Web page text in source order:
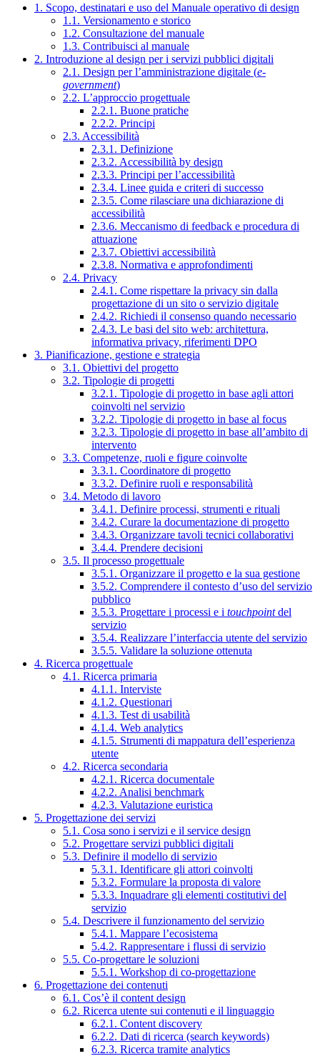
1. Scopo, destinatari e uso del Manuale operativo di design
1.1. Versionamento e storico
1.2. Consultazione del manuale
1.3. Contribuisci al manuale
2. Introduzione al design per i servizi pubblici digitali
2.1. Design per l’amministrazione digitale (e-
government)
2.2. L’approccio progettuale
2.2.1. Buone pratiche
2.2.2. Principi
2.3. Accessibilità
2.3.1. Definizione
2.3.2. Accessibilità by design
2.3.3. Principi per l’accessibilità
2.3.4. Linee guida e criteri di successo
2.3.5. Come rilasciare una dichiarazione di
accessibilità
2.3.6. Meccanismo di feedback e procedura di
attuazione
2.3.7. Obiettivi accessibilità
2.3.8. Normativa e approfondimenti
2.4. Privacy
2.4.1. Come rispettare la privacy sin dalla
progettazione di un sito o servizio digitale
2.4.2. Richiedi il consenso quando necessario
2.4.3. Le basi del sito web: architettura,
informativa privacy, riferimenti DPO
3. Pianificazione, gestione e strategia
3.1. Obiettivi del progetto
3.2. Tipologie di progetti
3.2.1. Tipologie di progetto in base agli attori
coinvolti nel servizio
3.2.2. Tipologie di progetto in base al focus
3.2.3. Tipologie di progetto in base all’ambito di
intervento
3.3. Competenze, ruoli e figure coinvolte
3.3.1. Coordinatore di progetto
3.3.2. Definire ruoli e responsabilità
3.4. Metodo di lavoro
3.4.1. Definire processi, strumenti e rituali
3.4.2. Curare la documentazione di progetto
3.4.3. Organizzare tavoli tecnici collaborativi
3.4.4. Prendere decisioni
3.5. Il processo progettuale
3.5.1. Organizzare il progetto e la sua gestione
3.5.2. Comprendere il contesto d’uso del servizio
pubblico
3.5.3. Progettare i processi e i touchpointdel
servizio
3.5.4. Realizzare l’interfaccia utente del servizio
3.5.5. Validare la soluzione ottenuta
4. Ricerca progettuale
4.1. Ricerca primaria
4.1.1. Interviste
4.1.2. Questionari
4.1.3. Test di usabilità
4.1.4. Web analytics
4.1.5. Strumenti di mappatura dell’esperienza
utente
4.2. Ricerca secondaria
4.2.1. Ricerca documentale
4.2.2. Analisi benchmark
4.2.3. Valutazione euristica
5. Progettazione dei servizi
5.1. Cosa sono i servizi e il service design
5.2. Progettare servizi pubblici digitali
5.3. Definire il modello di servizio
5.3.1. Identificare gli attori coinvolti
5.3.2. Formulare la proposta di valore
5.3.3. Inquadrare gli elementi costitutivi del
servizio
5.4. Descrivere il funzionamento del servizio
5.4.1. Mappare l’ecosistema
5.4.2. Rappresentare i flussi di servizio
5.5. Co-progettare le soluzioni
5.5.1. Workshop di co-progettazione
6. Progettazione dei contenuti
6.1. Cos’è il content design
6.2. Ricerca utente sui contenuti e il linguaggio
6.2.1. Content discovery
6.2.2. Dati di ricerca (search keywords)
6.2.3. Ricerca tramite analytics